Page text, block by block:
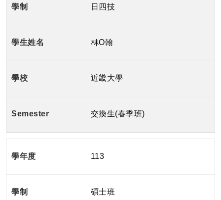
日四技
林O翰
近畿大學
交換生(春季班)
113
碩士班